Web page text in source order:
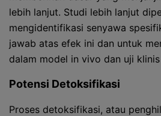
lebih lanjut. Studi lebih lanjut
mengidentifikasi senyawa
jawab atas efek ini dan untuk
dalam model in vivo dan uji
Potensi Detoksifikasi
Proses detoksifikasi, atau